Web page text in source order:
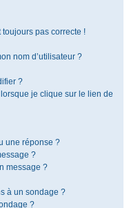
toujours pas correcte !
nom d’utilisateur ?
?
je clique sur le lien de
une réponse ?
?
message ?
à un sondage ?
?